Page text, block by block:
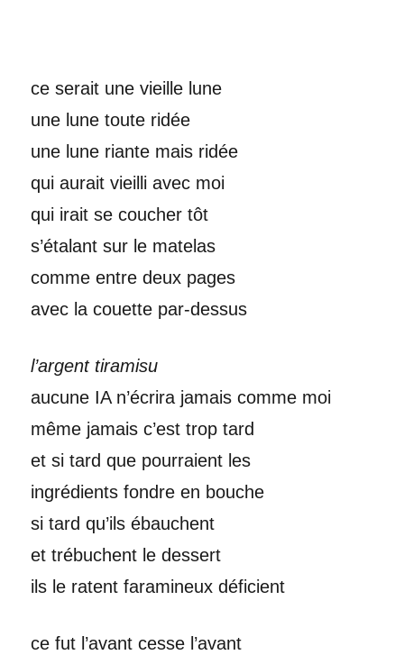
ce serait une vieille lune
une lune toute ridée
une lune riante mais ridée
qui aurait vieilli avec moi
qui irait se coucher tôt
s’étalant sur le matelas
comme entre deux pages
avec la couette par-dessus
l’argent tiramisu
aucune IA n’écrira jamais comme moi
même jamais c’est trop tard
et si tard que pourraient les
ingrédients fondre en bouche
si tard qu’ils ébauchent
et trébuchent le dessert
ils le ratent faramineux déficient
ce fut l’avant cesse l’avant